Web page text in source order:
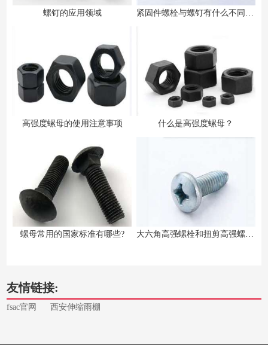
螺钉的应用领域 紧固件螺栓与螺钉有什么不同之处
高强度螺母的使用注意事项 什么是高强度螺母？
螺母常用的国家标准有哪些? 大六角高强螺栓和扭剪高强螺栓的区别
友情链接:
fsac官网 西安伸缩雨棚